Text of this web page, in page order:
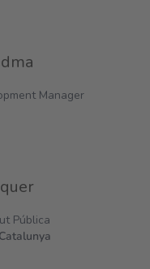
Manager
Pública